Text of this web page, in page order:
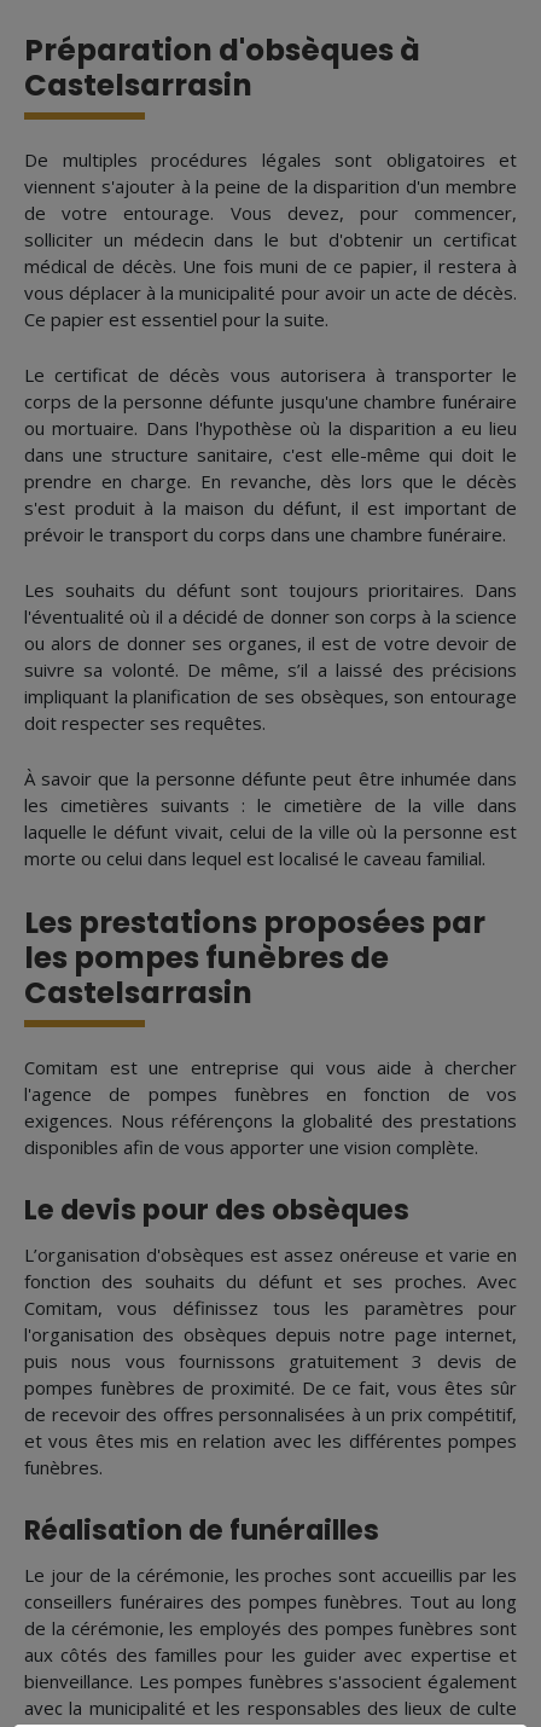
Préparation d'obsèques à
Castelsarrasin
De multiples procédures légales sont obligatoires et
viennent s'ajouter à la peine de la disparition d'un membre
de votre entourage. Vous devez, pour commencer,
solliciter un médecin dans le but d'obtenir un certificat
médical de décès. Une fois muni de ce papier, il restera à
vous déplacer à la municipalité pour avoir un acte de décès.
Ce papier est essentiel pour la suite.
Le certificat de décès vous autorisera à transporter le
corps de la personne défunte jusqu'une chambre funéraire
ou mortuaire. Dans l'hypothèse où la disparition a eu lieu
dans une structure sanitaire, c'est elle-même qui doit le
prendre en charge. En revanche, dès lors que le décès
s'est produit à la maison du défunt, il est important de
prévoir le transport du corps dans une chambre funéraire.
Les souhaits du défunt sont toujours prioritaires. Dans
l'éventualité où il a décidé de donner son corps à la science
ou alors de donner ses organes, il est de votre devoir de
suivre sa volonté. De même, s’il a laissé des précisions
impliquant la planification de ses obsèques, son entourage
doit respecter ses requêtes.
À savoir que la personne défunte peut être inhumée dans
les cimetières suivants : le cimetière de la ville dans
laquelle le défunt vivait, celui de la ville où la personne est
morte ou celui dans lequel est localisé le caveau familial.
Les prestations proposées par
les pompes funèbres de
Castelsarrasin
Comitam est une entreprise qui vous aide à chercher
l'agence de pompes funèbres en fonction de vos
exigences. Nous référençons la globalité des prestations
disponibles afin de vous apporter une vision complète.
Le devis pour des obsèques
L’organisation d'obsèques est assez onéreuse et varie en
fonction des souhaits du défunt et ses proches. Avec
Comitam, vous définissez tous les paramètres pour
l'organisation des obsèques depuis notre page internet,
puis nous vous fournissons gratuitement 3 devis de
pompes funèbres de proximité. De ce fait, vous êtes sûr
de recevoir des offres personnalisées à un prix compétitif,
et vous êtes mis en relation avec les différentes pompes
funèbres.
Réalisation de funérailles
Le jour de la cérémonie, les proches sont accueillis par les
conseillers funéraires des pompes funèbres. Tout au long
de la cérémonie, les employés des pompes funèbres sont
aux côtés des familles pour les guider avec expertise et
bienveillance. Les pompes funèbres s'associent également
avec la municipalité et les responsables des lieux de culte